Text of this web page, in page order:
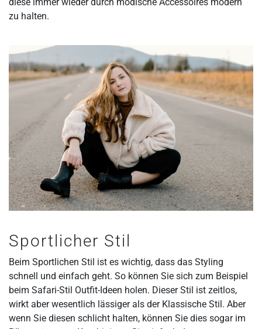
zu halten.
Sportlicher Stil
Beim Sportlichen Stil ist es wichtig, dass das Styling
schnell und einfach geht. So können Sie sich zum Beispiel
beim Safari-Stil Outfit-Ideen holen. Dieser Stil ist zeitlos,
wirkt aber wesentlich lässiger als der Klassische Stil. Aber
wenn Sie diesen schlicht halten, können Sie dies sogar im